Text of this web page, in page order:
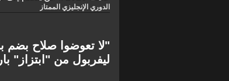
الدوري الإنجليزي الممتاز
"لا تعوضوا صلاح بضم
ليفربول من "ابتزاز"